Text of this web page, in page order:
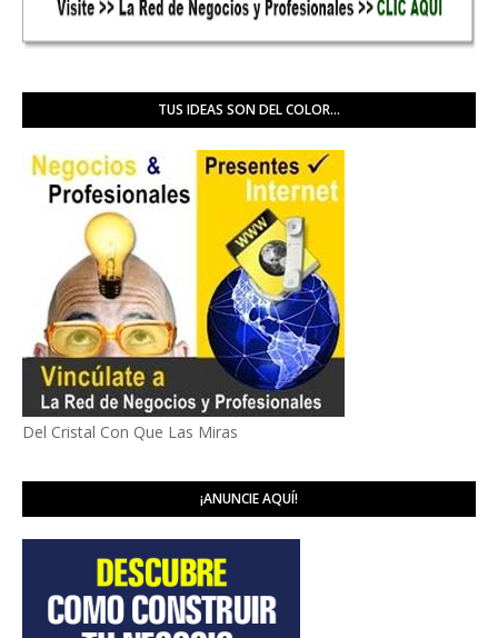
TUS IDEAS SON DEL COLOR...
Del Cristal Con Que Las Miras
¡ANUNCIE AQUÍ!